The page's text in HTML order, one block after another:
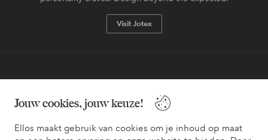
Jouw cookies, jouw keuze!
Ellos maakt gebruik van cookies om je inhoud op maat
Visit Jotex
Wil je meer weten over
onze betaalopties